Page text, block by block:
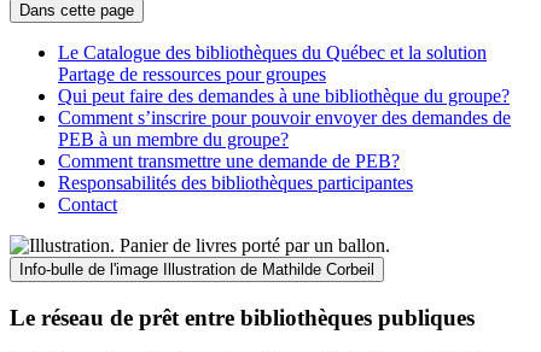
Dans cette page
Le Catalogue des bibliothèques du Québec et la solution
Partage de ressources pour groupes
Qui peut faire des demandes à une bibliothèque du groupe?
Comment s’inscrire pour pouvoir envoyer des demandes de
PEB à un membre du groupe?
Comment transmettre une demande de PEB?
Responsabilités des bibliothèques participantes
Contact
Info-bulle de l'image Illustration de Mathilde Corbeil
Le réseau de prêt entre bibliothèques publiques